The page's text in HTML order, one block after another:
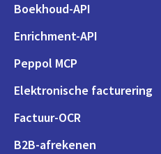
Boekhoud-API
Enrichment-API
Peppol MCP
Elektronische facturering
Factuur-OCR
B2B-afrekenen